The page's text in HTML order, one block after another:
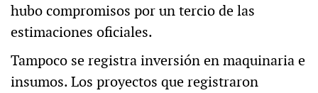
hubo compromisos por un tercio de las
estimaciones oficiales.
Tampoco se registra inversión en maquinaria e
insumos. Los proyectos que registraron